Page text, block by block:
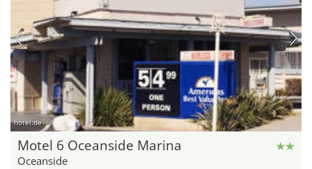
hotel.de
Motel 6 Oceanside Marina
Oceanside